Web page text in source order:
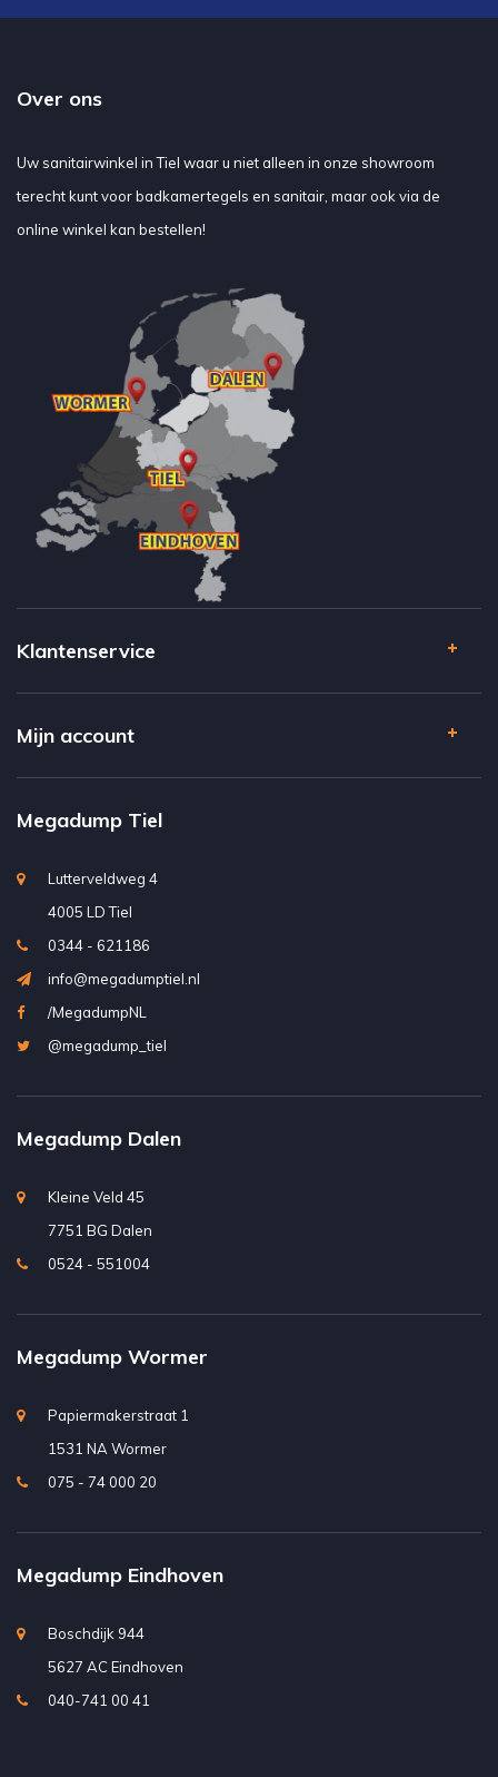
Over ons
Uw sanitairwinkel in Tiel waar u niet alleen in onze showroom
terecht kunt voor badkamertegels en sanitair, maar ook via de
online winkel kan bestellen!
Klantenservice
Mijn account
Megadump Tiel
Lutterveldweg 4
4005 LD Tiel
0344 - 621186
info@megadumptiel.nl
/MegadumpNL
@megadump_tiel
Megadump Dalen
Kleine Veld 45
7751 BG Dalen
0524 - 551004
Megadump Wormer
Papiermakerstraat 1
1531 NA Wormer
075 - 74 000 20
Megadump Eindhoven
Boschdijk 944
5627 AC Eindhoven
040-741 00 41